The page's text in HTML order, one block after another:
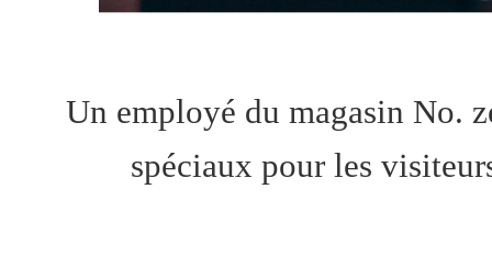
Un employé du magasin No.
spéciaux pour les